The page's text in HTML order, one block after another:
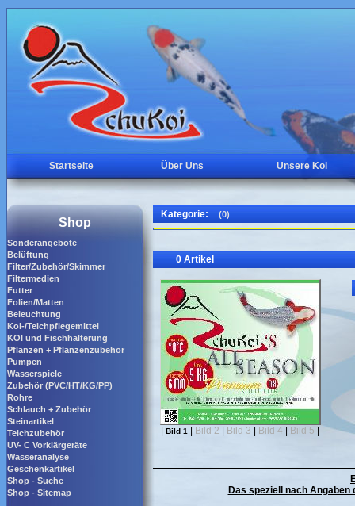
Startseite Über Uns Unsere Koi
Shop
Sonderangebote
Belüftung
Filter/Zubehör/Skimmer
Filtermedien
Futter
Folien/Matten
Beleuchtung
Koi-/Teichpflegemittel
KOI und Fischhälterung
Pflanzen + Pflanzenzubehör
Pumpen
Wasserspiele
Zubehör (PVC/HT/KG/PP)
Rohre
Schlauch + Zubehör
Steinartikel
Teichzubehör
UV- C Vorklärgeräte
Wasseranalyse
Geschenkartikel
Shop - Suche
Shop - Sitemap
Kategorie: (0)
0 Artikel
Bild 1 Bild 2 Bild 3 Bild 4 Bild 5
Das speziell nach